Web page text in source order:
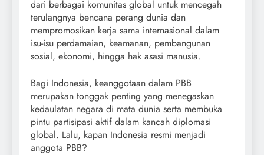
dari berbagai komunitas global untuk mencegah
terulangnya bencana perang dunia dan
mempromosikan kerja sama internasional dalam
isu-isu perdamaian, keamanan, pembangunan
sosial, ekonomi, hingga hak asasi manusia.
Bagi Indonesia, keanggotaan dalam PBB
merupakan tonggak penting yang menegaskan
kedaulatan negara di mata dunia serta membuka
pintu partisipasi aktif dalam kancah diplomasi
global. Lalu, kapan Indonesia resmi menjadi
anggota PBB?